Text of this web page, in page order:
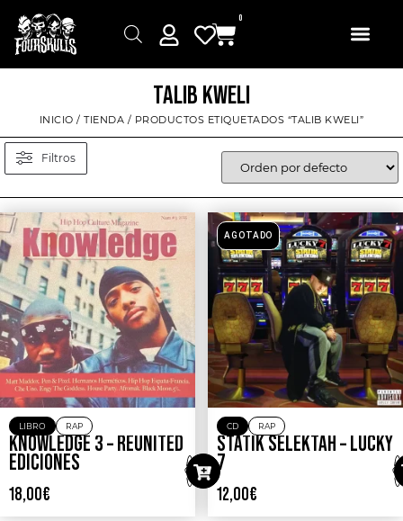
0
TALIB KWELI
INICIO /TIENDA / PRODUCTOS ETIQUETADOS “TALIB KWELI”
Filtros
LIBRO RAP
KNOWLEDGE 3 – REUNITED
EDICIONES
18,00€
AGOTADO
CD RAP
STATIK SELEKTAH – LUCKY
7
12,00€